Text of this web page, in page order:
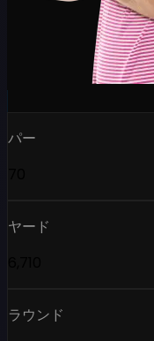
パー
ヤード
ラウンド